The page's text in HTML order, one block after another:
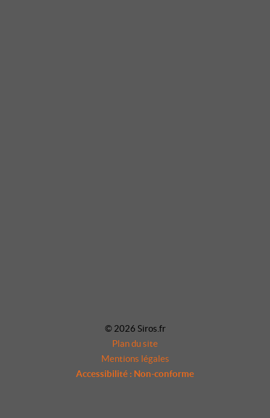
© 2026 Siros.fr
Plan du site
Mentions légales
Accessibilité : Non-conforme